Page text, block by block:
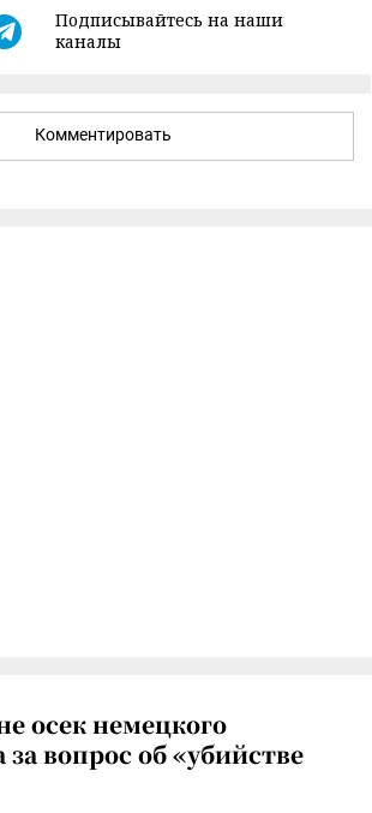
Подписывайтесь на наши
каналы
Комментировать
осек немецкого
вопрос об «убийстве